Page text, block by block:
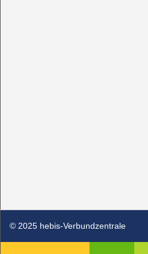
© 2025 hebis-Verbundzentrale